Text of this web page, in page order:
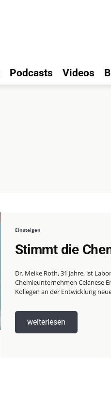
Podcasts Videos
Einsteigen
Stimmt die
Dr. Meike Roth, 31 Jahre, ist
Chemieunternehmen Celanese
Kollegen an der Entwicklung
weiterlesen